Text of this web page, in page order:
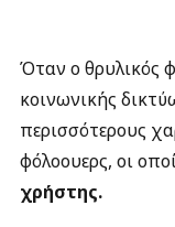
Όταν ο θρυλικός
κοινωνικής
περισσότερους
φόλοουερς, οι
χρήστης.